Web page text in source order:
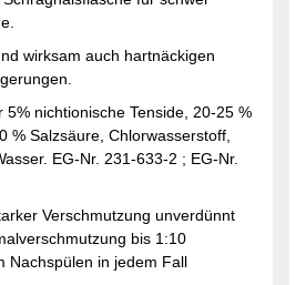
wirksam auch hartnäckigen
nichtionische Tenside, 20-25 %
% Salzsäure, Chlorwasserstoff,
EG-Nr. 231-633-2 ; EG-Nr.
Verschmutzung unverdünnt
bis 1:10
Nachspülen in jedem Fall